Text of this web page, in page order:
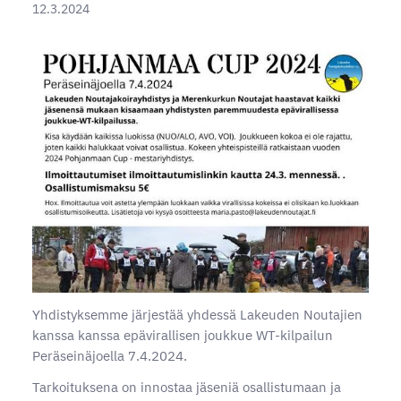
12.3.2024
Yhdistyksemme järjestää yhdessä Lakeuden Noutajien
kanssa kanssa epävirallisen joukkue WT-kilpailun
Peräseinäjoella 7.4.2024.
Tarkoituksena on innostaa jäseniä osallistumaan ja